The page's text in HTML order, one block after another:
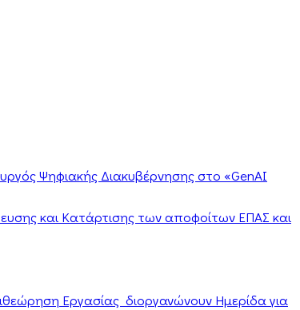
Ψηφιακής Διακυβέρνησης στο «GenAI
και Κατάρτισης των αποφοίτων ΕΠΑΣ και
Εργασίας διοργανώνουν Ημερίδα για